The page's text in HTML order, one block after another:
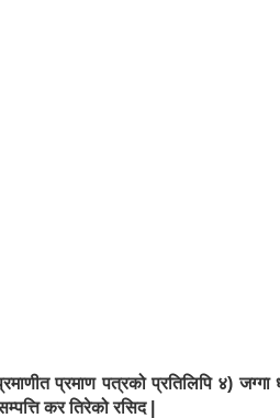
प्रमाण पत्रको प्रतिलिपि ४) जग्गा
कर तिरेको रसिद |